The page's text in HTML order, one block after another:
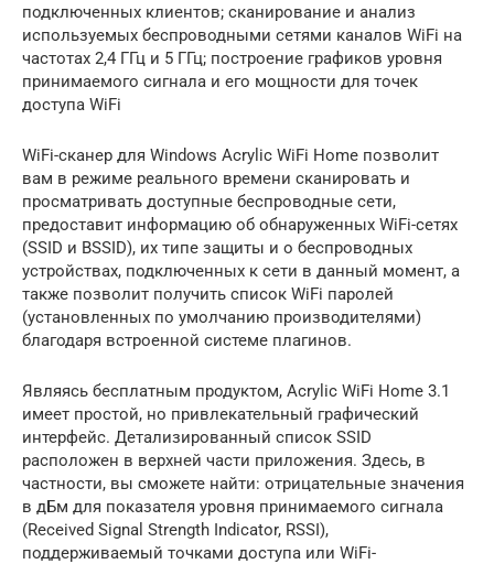
подключенных клиентов; сканирование и анализ
используемых беспроводными сетями каналов WiFi на
частотах 2,4 ГГц и 5 ГГц; построение графиков уровня
принимаемого сигнала и его мощности для точек
доступа WiFi
WiFi-сканер для Windows Acrylic WiFi Home позволит
вам в режиме реального времени сканировать и
просматривать доступные беспроводные сети,
предоставит информацию об обнаруженных WiFi-сетях
(SSID и BSSID), их типе защиты и о беспроводных
устройствах, подключенных к сети в данный момент, а
также позволит получить список WiFi паролей
(установленных по умолчанию производителями)
благодаря встроенной системе плагинов.
Являясь бесплатным продуктом, Acrylic WiFi Home 3.1
имеет простой, но привлекательный графический
интерфейс. Детализированный список SSID
расположен в верхней части приложения. Здесь, в
частности, вы сможете найти: отрицательные значения
в дБм для показателя уровня принимаемого сигнала
(Received Signal Strength Indicator, RSSI),
поддерживаемый точками доступа или WiFi-